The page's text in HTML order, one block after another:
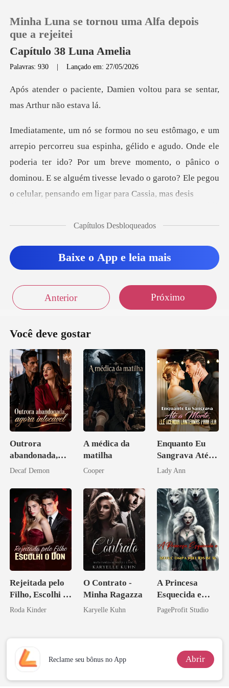
Loja
Histórico
Sair
Baixar App
Minha Luna se tornou uma Alfa depois
que a rejeitei
Capítulo 38 Luna Amelia
Palavras: 930 |Lançado em: 27/05/2026
mien voltou para se sentar,
do e agudo. Onde ele
poderia ter ido? Por um breve momento, o pânico o
dominou. E se alg
Capítulos Desbloqueados
Baixe o App e leia mais
Anterior Próximo
Você deve gostar
Outrora
abandonada,
agora intocável
Decaf Demon
A médica da
matilha
Cooper
Enquanto Eu
Sangrava Até a
Morte, Ele
Lanternas Para
Ela
Lady Ann
Rejeitada pelo
Filho, Escolhi o
Don
Roda Kinder
O Contrato -
Minha Ragazza
Karyelle Kuhn
A Princesa
Esquecida e
Seus
PageProfit Studio
Reclame seu bônus no App Abrir